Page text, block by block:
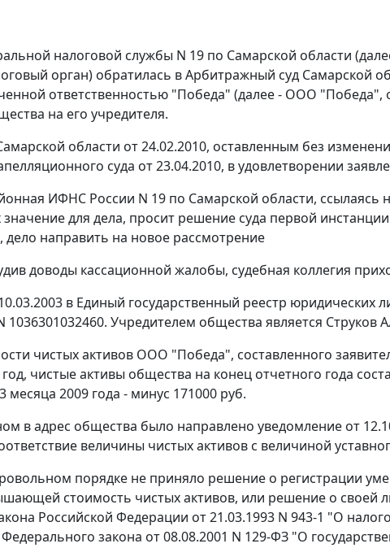
налоговой службы N 19 по Самарской области
орган) обратилась в Арбитражный суд Самарской
ответственностью "Победа" (далее - ООО
на его учредителя.
области от 24.02.2010, оставленным без
суда от 23.04.2010, в удовлетворении
ИФНС России N 19 по Самарской области, ссылаясь
для дела, просит решение суда первой
направить на новое рассмотрение
доводы кассационной жалобы, судебная коллегия
в Единый государственный реестр юридических
Учредителем общества является Струков
чистых активов ООО "Победа", составленного
год, чистые активы общества на конец отчетного года
месяца 2009 года - минус 171000 руб.
в адрес общества было направлено уведомление от
величины чистых активов с величиной
порядке не приняло решение о регистрации
стоимость чистых активов, или решение о своей
Российской Федерации от 21.03.1993 N 943-1 "О
Федерального закона от 08.08.2001 N 129-ФЗ "О